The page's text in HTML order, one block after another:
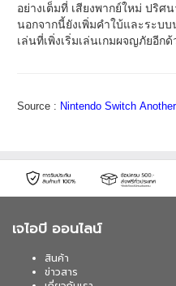
อย่างเต็มที่ เสียงพากย์ใหม่ ปริ
นอกจากนี้ยังเพิ่มคำใบ้และระบ
เล่นที่เพิ่งเริ่มเล่นเกมผจญภัยอีกด้
Source : Nintendo Switch
เจไอบี ออนไลน์
สินค้า
ข่าวสาร